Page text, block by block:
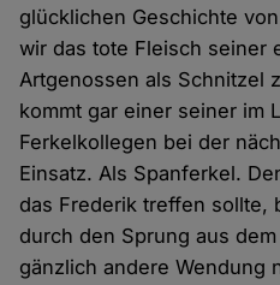
glücklichen Geschichte
wir das tote Fleisch seiner
Artgenossen als Schnitzel
kommt gar einer seiner im
Ferkelkollegen bei der
Einsatz. Als Spanferkel.
das Frederik treffen sollte,
durch den Sprung aus
gänzlich andere Wendung